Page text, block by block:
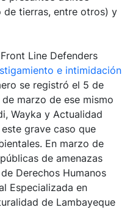
tierras, entre otros) y
Line Defenders
e intimidación
se registró el 5 de
marzo de ese mismo
Wayka y Actualidad
grave caso que
En marzo de
de amenazas
Derechos Humanos
Especializada en
de Lambayeque